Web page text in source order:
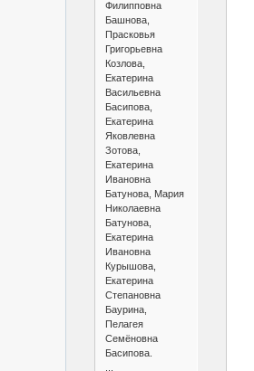
Филипповна
Башнова,
Прасковья
Григорьевна
Козлова,
Екатерина
Васильевна
Басипова,
Екатерина
Яковлевна
Зотова,
Екатерина
Ивановна
Батунова, Мария
Николаевна
Батунова,
Екатерина
Ивановна
Курышова,
Екатерина
Степановна
Баурина,
Пелагея
Семёновна
Басипова.